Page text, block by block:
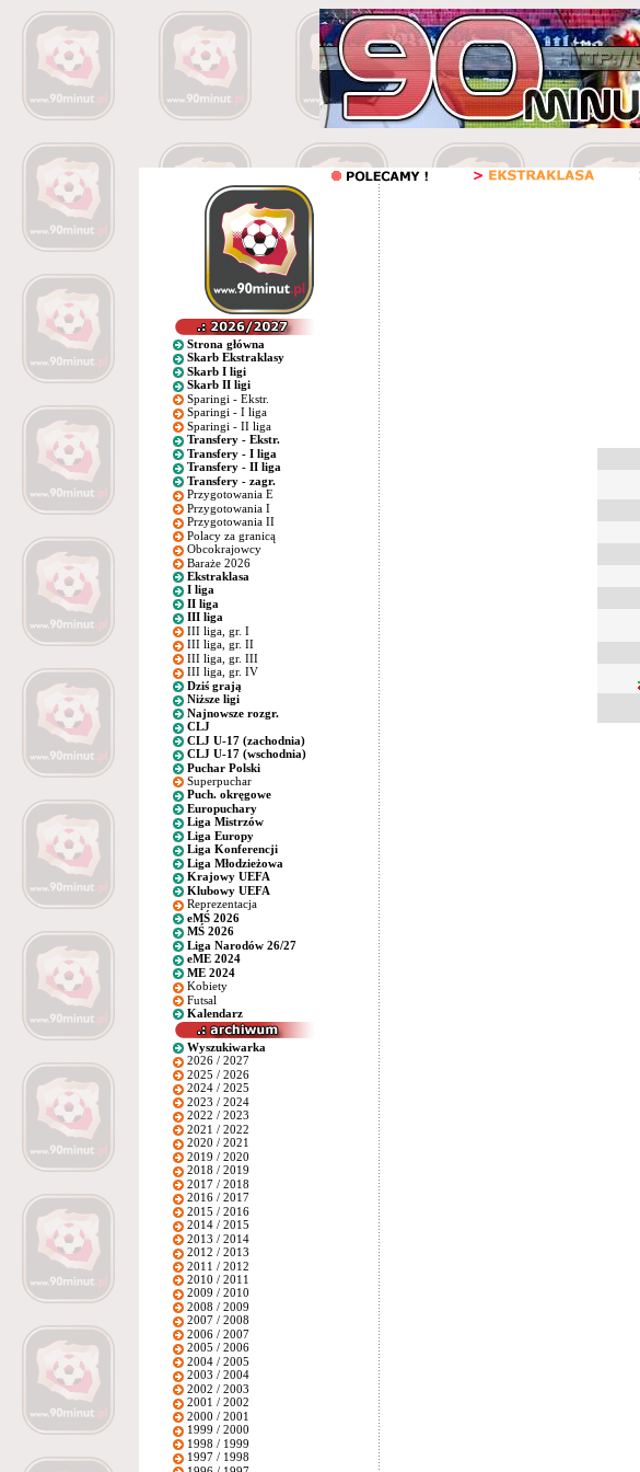
Strona główna
Skarb Ekstraklasy
Skarb I ligi
Skarb II ligi
Sparingi - Ekstr.
Sparingi - I liga
Sparingi - II liga
Transfery - Ekstr.
Transfery - I liga
Transfery - II liga
Transfery - zagr.
Przygotowania E
Przygotowania I
Przygotowania II
Polacy za granicą
Obcokrajowcy
Baraże 2026
Ekstraklasa
I liga
II liga
III liga
III liga, gr. I
III liga, gr. II
III liga, gr. III
III liga, gr. IV
Dziś grają
Niższe ligi
Najnowsze rozgr.
CLJ
CLJ U-17 (zachodnia)
CLJ U-17 (wschodnia)
Puchar Polski
Superpuchar
Puch. okręgowe
Europuchary
Liga Mistrzów
Liga Europy
Liga Konferencji
Liga Młodzieżowa
Krajowy UEFA
Klubowy UEFA
Reprezentacja
eMŚ 2026
MŚ 2026
Liga Narodów 26/27
eME 2024
ME 2024
Kobiety
Futsal
Kalendarz
Wyszukiwarka
2026 / 2027
2025 / 2026
2024 / 2025
2023 / 2024
2022 / 2023
2021 / 2022
2020 / 2021
2019 / 2020
2018 / 2019
2017 / 2018
2016 / 2017
2015 / 2016
2014 / 2015
2013 / 2014
2012 / 2013
2011 / 2012
2010 / 2011
2009 / 2010
2008 / 2009
2007 / 2008
2006 / 2007
2005 / 2006
2004 / 2005
2003 / 2004
2002 / 2003
2001 / 2002
2000 / 2001
1999 / 2000
1998 / 1999
1997 / 1998